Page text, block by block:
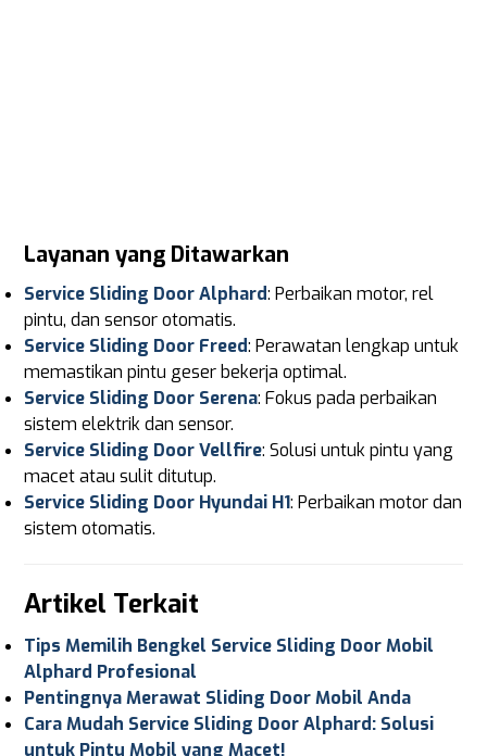
Layanan yang Ditawarkan
Service Sliding Door Alphard: Perbaikan motor, rel
pintu, dan sensor otomatis.
Service Sliding Door Freed: Perawatan lengkap untuk
memastikan pintu geser bekerja optimal.
Service Sliding Door Serena: Fokus pada perbaikan
sistem elektrik dan sensor.
Service Sliding Door Vellfire: Solusi untuk pintu yang
macet atau sulit ditutup.
Service Sliding Door Hyundai H1: Perbaikan motor dan
sistem otomatis.
Artikel Terkait
Tips Memilih Bengkel Service Sliding Door Mobil
Alphard Profesional
Pentingnya Merawat Sliding Door Mobil Anda
Cara Mudah Service Sliding Door Alphard: Solusi
untuk Pintu Mobil yang Macet!